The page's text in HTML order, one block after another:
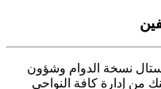
نسخة الدوام وشؤون
من إدارة كافة النواحي